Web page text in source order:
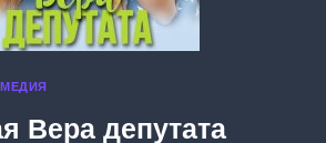
Вера депутата